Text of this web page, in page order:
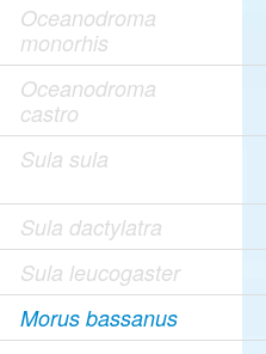
Oceanodroma
monorhis
Oceanodroma
castro
Sula sula
Sula dactylatra
Sula leucogaster
Morus bassanus